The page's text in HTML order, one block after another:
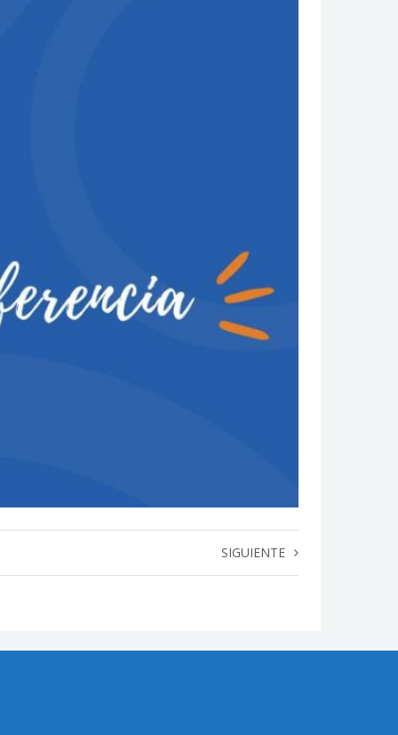
SIGUIENTE